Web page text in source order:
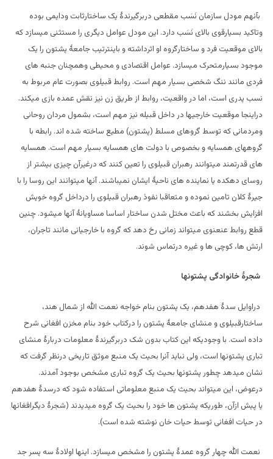
بآنهم مودل سازمان نَسَب مقطعی دربرگیرندۀ یک ساختارثابت ودایمی بوده
وتاکید بسیارقوی بالای نَسَب دارد. این مودل عوامل دیگری را مستثنی میسازد که
بالای موقعیت فرد و ساختارگروه او اثرداشته و باینترتیب جامعۀ پشتون را یک
موجود بسیارمتحرک میسازد. عوامل اقتصادی و محیطی وهمچنان جنبه های
فردی مانند ننگ شخصی بسیار مهم است. روابط قبیلوی بصورت عام مربوط به
نسب پدری است، اما در واقعیت، روابط از طریق زن نیز نقش عمده بازی میکند.
دراینجا موقعیت خارجیها در داخل قبیله نیز مهم است، بشمول مردان روحانی
ومردمانی که توسط گروهای مسلط (پشتون) مطیع ساخته شده اند. رابطه با
گروههای همسایه و بخصوص با دولت های همسایه بسیار مهم است. همسایه
های قدرتمند میتوانند رهبران قبیلوی را تعین کنند که درغیرآن چیزی بیشتر از
روسای دهکده یا نماینده های ناحیۀ ایشان نمیباشند. آنها میتوانند این روسا را با
جیرۀ کلان تامین نموده و متعاقبا نفوذ رهبران قبیلوی را درداخل گروه خویش
افزایش بخشند که باعث مختل شدن ساختار اساسا مساویانۀ آنها میشود. چنین
قطع روابط عنعنوی میتواند زمانی رخ دهد که گروه با خارجیانی مانند تاجران،
ارتش ها، کوچی ها و غیره درتماس شوند.
شجرۀ خانوادگی پشتونها
دراوایل سدۀ هفدهم، یک پشتون بنام خواجه نعمت الله از شمال هند،
ساختارقبیلوی و منشای جامعۀ پشتون را درکتاب خود بنام مخزن افغانی شرح
داده است. با وجودیکه این کتاب بدون شک دربرگیرندۀ معلومات دربارۀ منشای
تباری پشتونها است، ولی نباید آنرا بحیث یک منبع موثق تاریخی درنظر گرفت که
نشان میدهد چطور پشتونها بحیث یک گروه تباری مشخص بوجود آمدند.
درعوض، این میتواند بحیث یک منبع معلوماتی استفاده شود که درسدۀ هفدهم
یا پیش ازآن، طوریکه پشتون ها خود را بحیث یک گروه میدیدند (شجرۀ دیگرافغانها
در حیات افغانی توسط حیات خان نوشته شده است).
نعمت الله چهار گروه عمدۀ پشتون را مشخص میسازد. اینها اولادۀ سه پسر جد